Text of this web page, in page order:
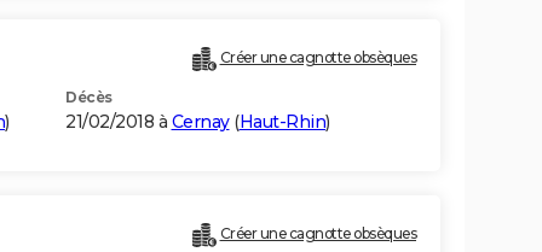
Créer une cagnotte obsèques
)
Décès
21/02/2018 à Cernay(Haut-Rhin)
Créer une cagnotte obsèques